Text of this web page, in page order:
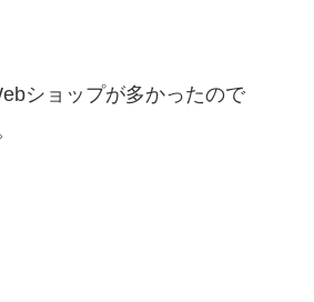
ショップが多かったので